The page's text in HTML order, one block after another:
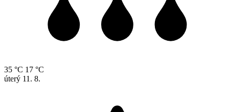
35 °C 17 °C
úterý 11. 8.